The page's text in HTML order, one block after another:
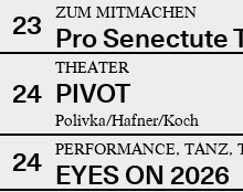
23
ZUM MITMACHEN
Pro Senectute
24
THEATER
PIVOT
Polivka/Hafner/Koch
24 PERFORMANCE, TANZ,
EYES ON 2026